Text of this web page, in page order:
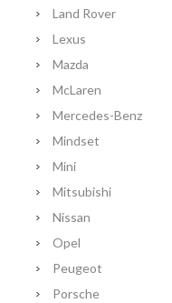
Land Rover
Lexus
Mazda
McLaren
Mercedes-Benz
Mindset
Mini
Mitsubishi
Nissan
Opel
Peugeot
Porsche